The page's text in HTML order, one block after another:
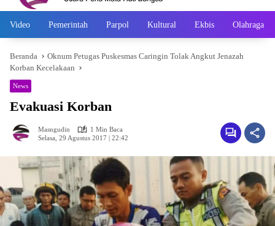
Video Pemerintah Parpol Kultural Ekbis Olahraga
Beranda
Oknum Petugas Puskesmas Caringin Tolak Angkut Jenazah
Korban Kecelakaan
News
Evakuasi Korban
Masngudin
1 Min Baca
Selasa, 29 Agustus 2017 | 22:42